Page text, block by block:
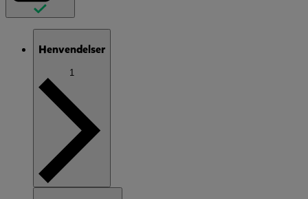
Henvendelser
1